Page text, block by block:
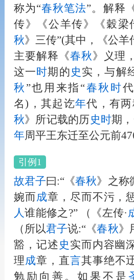
称为“春秋笔法”。解释
传》《公羊传》《穀梁
秋》三传”(其中，《公羊
主要解释《春秋》义理
这一 时期的 史 实，与解
秋 ”也用来指“春秋 时
名)，其起讫年代，有
秋》所记载的历 史 时期
年周平王东迁至公元前
引例1
故君子曰:“《春秋》之称
婉而 成章，尽而不污，
人谁能修之?” （《左传·
（所以君子说:“《春秋》
豁，记述 史 实而内容幽
理 成章，直言其事绝不
勉励向善。如果不是